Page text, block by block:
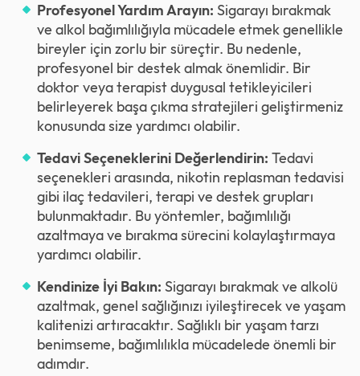
Profesyonel Yardım Arayın: Sigarayı bırakmak
ve alkol bağımlılığıyla mücadele etmek genellikle
bireyler için zorlu bir süreçtir. Bu nedenle,
profesyonel bir destek almak önemlidir. Bir
doktor veya terapist duygusal tetikleyicileri
belirleyerek başa çıkma stratejileri geliştirmeniz
konusunda size yardımcı olabilir.
Tedavi Seçeneklerini Değerlendirin: Tedavi
seçenekleri arasında, nikotin replasman tedavisi
gibi ilaç tedavileri, terapi ve destek grupları
bulunmaktadır. Bu yöntemler, bağımlılığı
azaltmaya ve bırakma sürecini kolaylaştırmaya
yardımcı olabilir.
Kendinize İyi Bakın: Sigarayı bırakmak ve alkolü
azaltmak, genel sağlığınızı iyileştirecek ve yaşam
kalitenizi artıracaktır. Sağlıklı bir yaşam tarzı
benimseme, bağımlılıkla mücadelede önemli bir
adımdır.